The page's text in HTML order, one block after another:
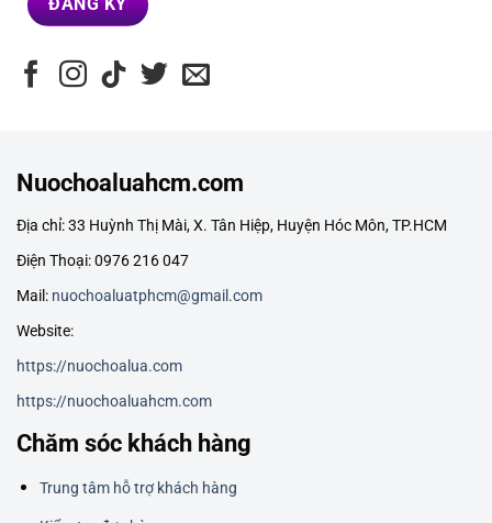
Nuochoaluahcm.com
Địa chỉ: 33 Huỳnh Thị Mài, X. Tân Hiệp, Huyện Hóc Môn, TP.HCM
Điện Thoại: 0976 216 047
Mail: nuochoaluatphcm@gmail.com
Website:
https://nuochoalua.com
https://nuochoaluahcm.com
Chăm sóc khách hàng
Trung tâm hỗ trợ khách hàng